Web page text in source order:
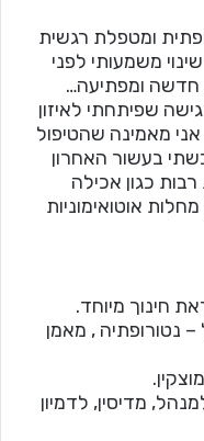
ומטפלת רגשית
משמעותי לפני
חדשה ומפתיעה…
שפיתחתי לאיזון
מאמינה שהטיפול
בעשור האחרון
כגון אכילה
אוטואימוניות
חינוך מיוחד.
נטורופתיה , מאמן
מדיסין, לדמיון